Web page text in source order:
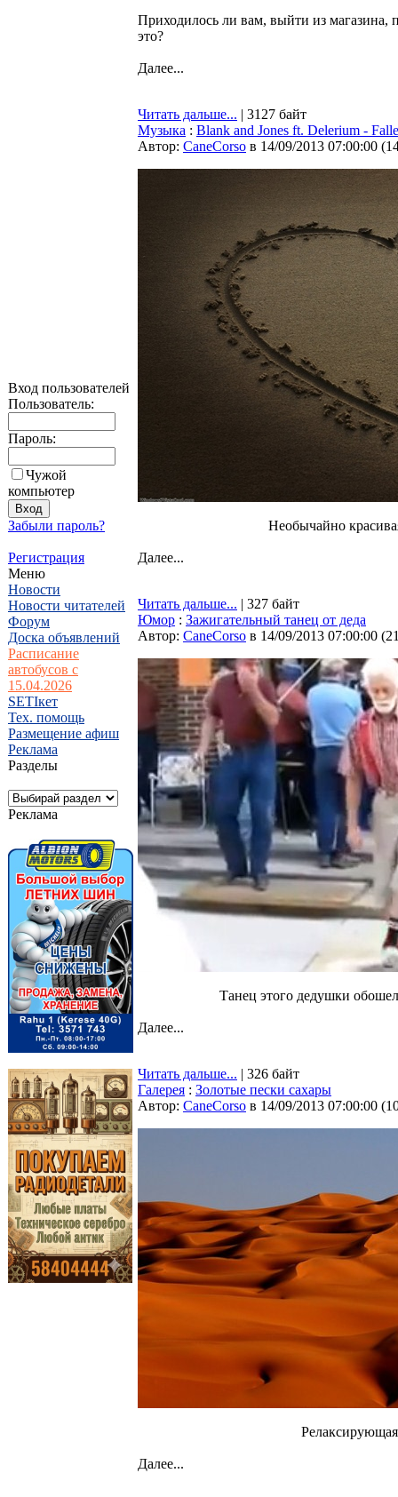
Вход пользователей
Пользователь:
Пароль:
Чужой
компьютер
Забыли пароль?
Регистрация
Меню
Новости
Новости читателей
Форум
Доска объявлений
Расписание
автобусов с
15.04.2026
SETIкет
Тех. помощь
Размещение афиш
Реклама
Разделы
Реклама
Приходилось ли вам, выйти из магазина,
это?
Далее...
Читать дальше... | 3127 байт
Музыка : Blank and Jones ft. Delerium -
Автор: CaneCorso в 14/09/2013 07:00:00 (
Необычайно
Далее...
Читать дальше... | 327 байт
Юмор : Зажигательный танец от деда
Автор: CaneCorso в 14/09/2013 07:00:00 (
Танец этого дедушки
Далее...
Читать дальше... | 326 байт
Галерея : Золотые пески сахары
Автор: CaneCorso в 14/09/2013 07:00:00 (
Далее...